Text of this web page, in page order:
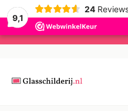
9,1
24
Ga
inhoud